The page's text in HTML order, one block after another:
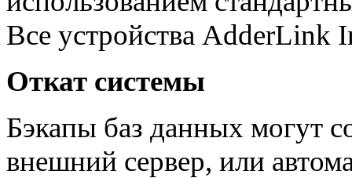
Все устройства
Откат системы
Бэкапы баз данных могут
внешний сервер, или